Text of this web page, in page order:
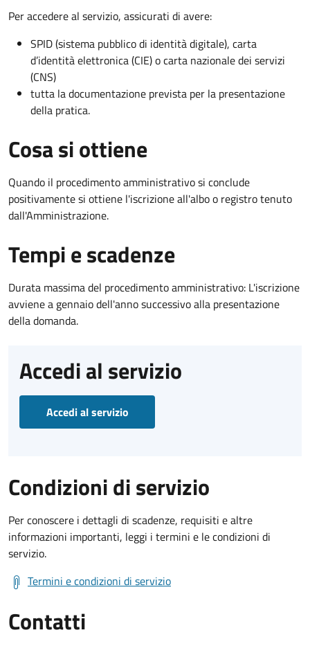
Per accedere al servizio, assicurati di avere:
SPID (sistema pubblico di identità digitale), carta
d’identità elettronica (CIE) o carta nazionale dei servizi
(CNS)
tutta la documentazione prevista per la presentazione
della pratica.
Cosa si ottiene
Quando il procedimento amministrativo si conclude
positivamente si ottiene l'iscrizione all'albo o registro tenuto
dall'Amministrazione.
Tempi e scadenze
Durata massima del procedimento amministrativo: L'iscrizione
avviene a gennaio dell'anno successivo alla presentazione
della domanda.
Accedi al servizio
Accedi al servizio
Condizioni di servizio
Per conoscere i dettagli di scadenze, requisiti e altre
informazioni importanti, leggi i termini e le condizioni di
servizio.
Termini e condizioni di servizio
Contatti